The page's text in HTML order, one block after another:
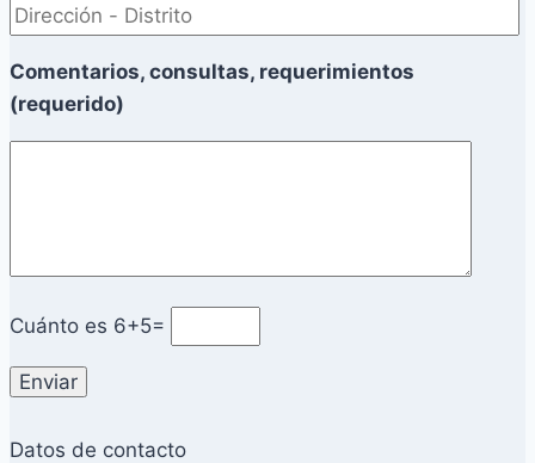
Comentarios, consultas, requerimientos
(requerido)
Cuánto es 6+5=
Datos de contacto